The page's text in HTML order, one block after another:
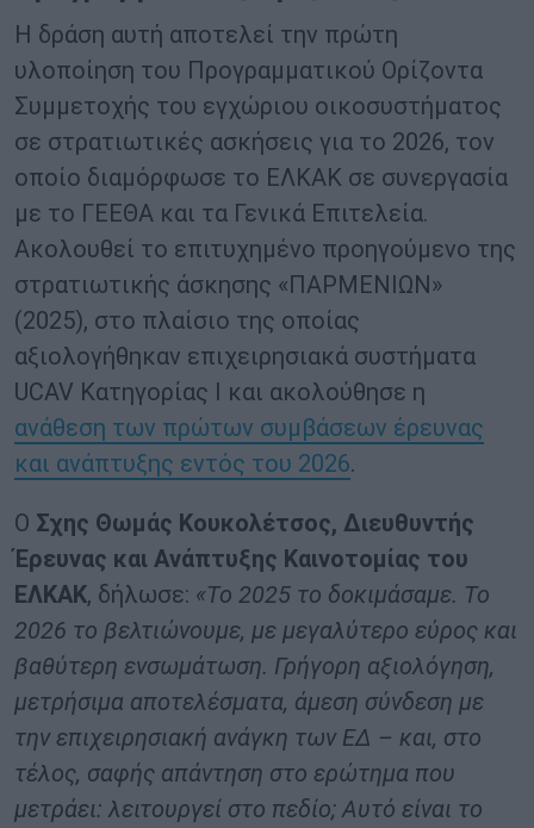
Η δράση αυτή αποτελεί την πρώτη
υλοποίηση του Προγραμματικού Ορίζοντα
Συμμετοχής του εγχώριου οικοσυστήματος
σε στρατιωτικές ασκήσεις για το 2026, τον
οποίο διαμόρφωσε το ΕΛΚΑΚ σε συνεργασία
με το ΓΕΕΘΑ και τα Γενικά Επιτελεία.
Ακολουθεί το επιτυχημένο προηγούμενο της
στρατιωτικής άσκησης «ΠΑΡΜΕΝΙΩΝ»
(2025), στο πλαίσιο της οποίας
αξιολογήθηκαν επιχειρησιακά συστήματα
UCAV Κατηγορίας Ι και ακολούθησε η
ανάθεση των πρώτων συμβάσεων έρευνας
και ανάπτυξης εντός του 2026.
Ο Σχης Θωμάς Κουκολέτσος, Διευθυντής
Έρευνας και Ανάπτυξης Καινοτομίας του
ΕΛΚΑΚ, δήλωσε: «Το 2025 το δοκιμάσαμε. Το
2026 το βελτιώνουμε, με μεγαλύτερο εύρος και
βαθύτερη ενσωμάτωση. Γρήγορη αξιολόγηση,
μετρήσιμα αποτελέσματα, άμεση σύνδεση με
την επιχειρησιακή ανάγκη των ΕΔ – και, στο
τέλος, σαφής απάντηση στο ερώτημα που
μετράει: λειτουργεί στο πεδίο; Αυτό είναι το